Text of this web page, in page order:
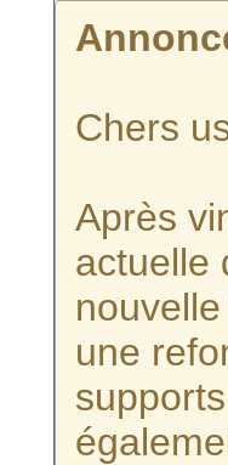
Chers
Après
actuelle
une